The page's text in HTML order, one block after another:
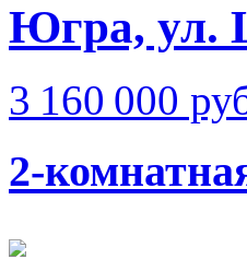
Югра, ул.
3 160 000
2-